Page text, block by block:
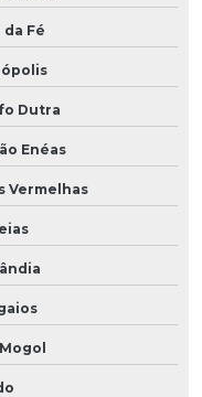
da Fé
Dutra
Enéas
Vermelhas